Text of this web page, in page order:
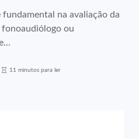
na avaliação da
fonoaudiólogo ou
11 minutos para ler